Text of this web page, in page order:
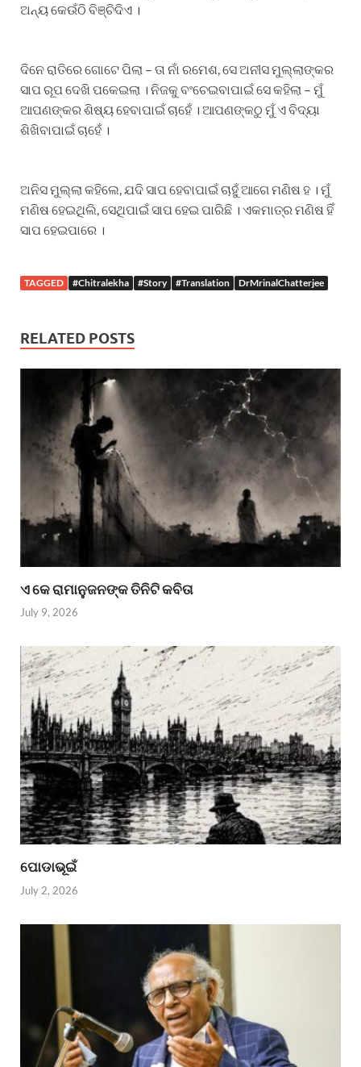
ଅନ୍ୟ କେଉଁଠି ବିଞ୍ଚିଦିଏ ।
ଦିନେ ରାତିରେ ଗୋଟେ ପିଲା – ତା ନାଁ ରମେଶ, ସେ ଅନୀସ ମୁଲ୍ଲାଙ୍କର
ସାପ ରୂପ ଦେଖି ପକେଇଲା । ନିଜକୁ ବଂଚେଇବାପାଇଁ ସେ କହିଲା – ମୁଁ
ଆପଣଙ୍କର ଶିଷ୍ୟ ହେବାପାଇଁ ଚାହେଁ । ଆପଣଙ୍କଠୁ ମୁଁ ଏ ବିଦ୍ୟା
ଶିଖିବାପାଇଁ ଚାହେଁ ।
ଅନିସ ମୁଲ୍ଲା କହିଲେ, ଯଦି ସାପ ହେବାପାଇଁ ଚାହୁଁ ଆଗେ ମଣିଷ ହ । ମୁଁ
ମଣିଷ ହେଇଥିଲି, ସେଥିପାଇଁ ସାପ ହେଇ ପାରିଛି । ଏକମାତ୍ର ମଣିଷ ହିଁ
ସାପ ହେଇପାରେ ।
TAGGED #Chitralekha #Story #Translation DrMrinalChatterjee
RELATED POSTS
ଏ କେ ରାମାନୁଜନଙ୍କ ତିନିଟି କବିତା
July 9, 2026
ପୋଡାଭୂଇଁ
July 2, 2026